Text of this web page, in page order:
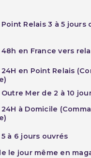
Relais 3 à 5 jours
en France vers
en Point Relais
Mer de 2 à 10
à Domicile
à 6 jours ouvrés
le jour même en